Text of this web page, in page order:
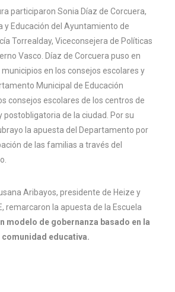
participaron Sonia Díaz de Corcuera,
y Educación del Ayuntamiento de
Torrealday, Viceconsejera de Políticas
Vasco. Díaz de Corcuera puso en
en los consejos escolares y
Municipal de Educación
consejos escolares de los centros de
de la ciudad. Por su
la apuesta del Departamento por
de las familias a través del
Aribayos, presidente de Heize y
remarcaron la apuesta de la Escuela
modelo de gobernanza basado en la
educativa.